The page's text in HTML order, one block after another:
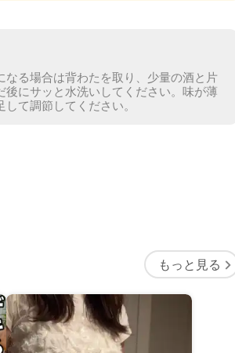
なる場合は背わたを取り、少量の酒と片
にサッと水洗いしてください。 味が薄
て調節してください。
もっと見る